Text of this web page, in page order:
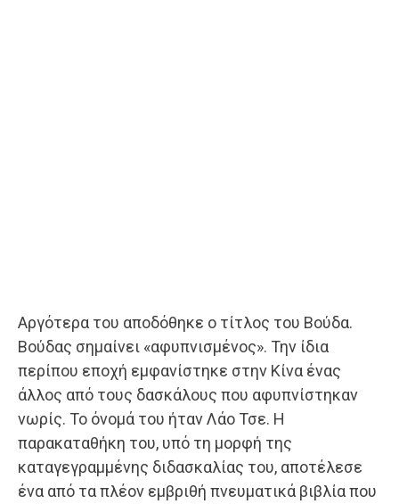
Αργότερα του αποδόθηκε ο τίτλος του Βούδα.
Βούδας σημαίνει «αφυπνισμένος». Την ίδια
περίπου εποχή εμφανίστηκε στην Κίνα ένας
άλλος από τους δασκάλους που αφυπνίστηκαν
νωρίς. Το όνομά του ήταν Λάο Τσε. Η
παρακαταθήκη του, υπό τη μορφή της
καταγεγραμμένης διδασκα­λίας του, αποτέλεσε
ένα από τα πλέον εμβριθή πνευματικά βιβλία που